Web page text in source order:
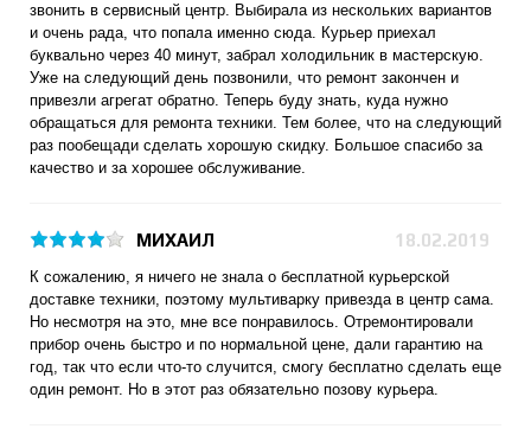
звонить в сервисный центр. Выбирала из нескольких вариантов
и очень рада, что попала именно сюда. Курьер приехал
буквально через 40 минут, забрал холодильник в мастерскую.
Уже на следующий день позвонили, что ремонт закончен и
привезли агрегат обратно. Теперь буду знать, куда нужно
обращаться для ремонта техники. Тем более, что на следующий
раз пообещади сделать хорошую скидку. Большое спасибо за
качество и за хорошее обслуживание.
МИХАИЛ 18.02.2019
К сожалению, я ничего не знала о бесплатной курьерской
доставке техники, поэтому мультиварку привезда в центр сама.
Но несмотря на это, мне все понравилось. Отремонтировали
прибор очень быстро и по нормальной цене, дали гарантию на
год, так что если что-то случится, смогу бесплатно сделать еще
один ремонт. Но в этот раз обязательно позову курьера.